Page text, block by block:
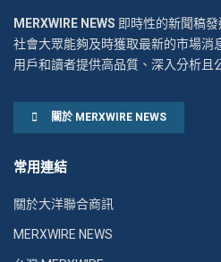
MERXWIRE NEWS 即時性的新聞稿
社會大眾能夠及時獲取最新的市場消
用戶和讀者提供高品質、深入分析且
關於 MERXWIRE NEWS
常用連結
關於大洋聯合商訊
MERXWIRE NEWS